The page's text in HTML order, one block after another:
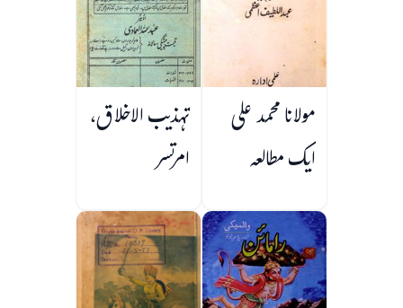
مولانا محمد علی
ایک مطالعہ
تہذیب الاخلاق،
امرتسر